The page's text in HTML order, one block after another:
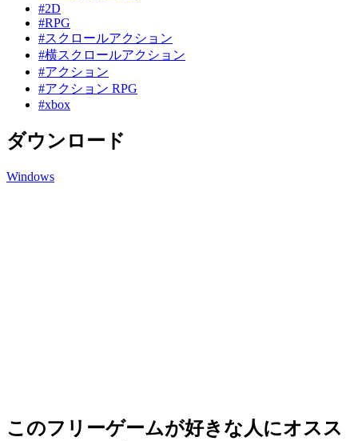
#2D
#RPG
#スクロールアクション
#横スクロールアクション
#アクション
#アクション RPG
#xbox
ダウンロード
Windows
このフリーゲームが好きな人にオスス